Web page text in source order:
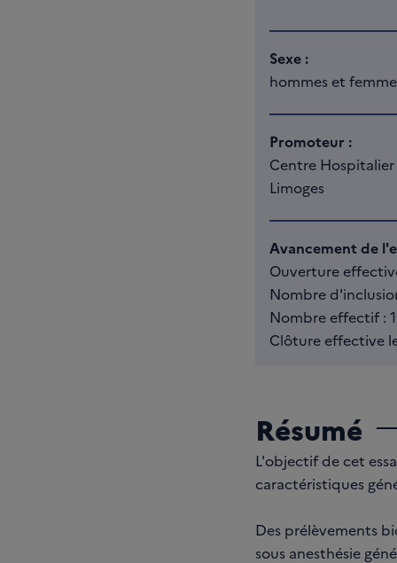
Sexe :
hommes et
Promoteur :
Centre
Limoges
Avancement de
Ouverture
Nombre
Nombre effectif :
Clôture effective
Résumé
L'objectif de cet
caractéristiques
Des prélèvements
sous anesthésie